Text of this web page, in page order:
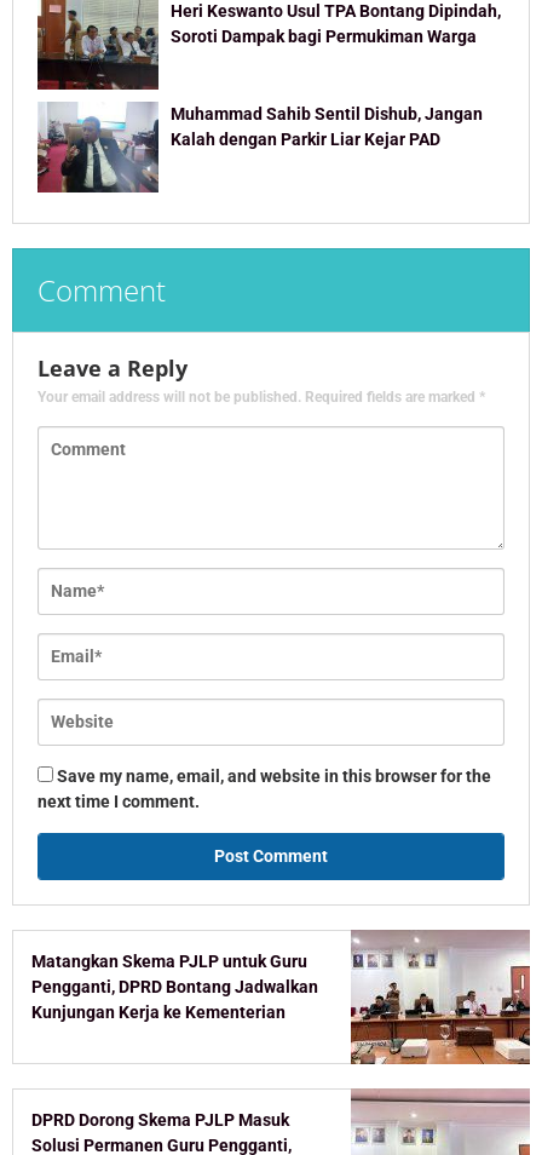
Heri Keswanto Usul TPA Bontang Dipindah,
Soroti Dampak bagi Permukiman Warga
Muhammad Sahib Sentil Dishub, Jangan
Kalah dengan Parkir Liar Kejar PAD
Comment
Leave a Reply
Your email address will not be published. Required fields are marked *
Save my name, email, and website in this browser for the
next time I comment.
Matangkan Skema PJLP untuk Guru
Pengganti, DPRD Bontang Jadwalkan
Kunjungan Kerja ke Kementerian
DPRD Dorong Skema PJLP Masuk
Solusi Permanen Guru Pengganti,